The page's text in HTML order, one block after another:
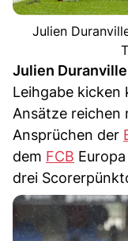
Julien
Julien Duranville
Leihgabe kicken
Ansätze reichen
Ansprüchen der
dem FCB
drei